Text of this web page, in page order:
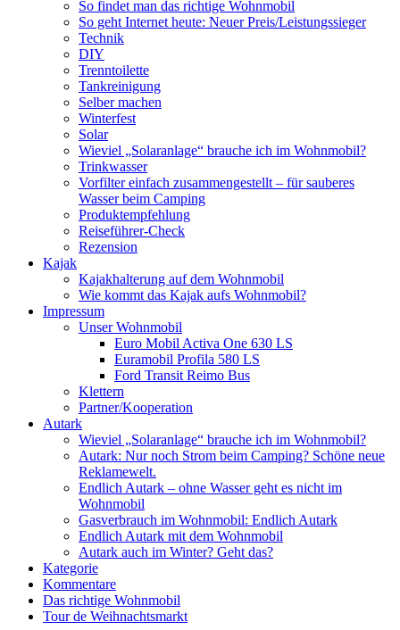
So findet man das richtige Wohnmobil
So geht Internet heute: Neuer Preis/Leistungssieger
Technik
DIY
Trenntoilette
Tankreinigung
Selber machen
Winterfest
Solar
Wieviel „Solaranlage“ brauche ich im Wohnmobil?
Trinkwasser
Vorfilter einfach zusammengestellt – für sauberes
Wasser beim Camping
Produktempfehlung
Reiseführer-Check
Rezension
Kajak
Kajakhalterung auf dem Wohnmobil
Wie kommt das Kajak aufs Wohnmobil?
Impressum
Unser Wohnmobil
Euro Mobil Activa One 630 LS
Euramobil Profila 580 LS
Ford Transit Reimo Bus
Klettern
Partner/Kooperation
Autark
Wieviel „Solaranlage“ brauche ich im Wohnmobil?
Autark: Nur noch Strom beim Camping? Schöne neue
Reklamewelt.
Endlich Autark – ohne Wasser geht es nicht im
Wohnmobil
Gasverbrauch im Wohnmobil: Endlich Autark
Endlich Autark mit dem Wohnmobil
Autark auch im Winter? Geht das?
Kategorie
Kommentare
Das richtige Wohnmobil
Tour de Weihnachtsmarkt